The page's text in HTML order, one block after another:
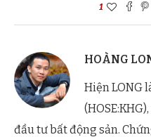
1
HOÀNG
Hiện LONG
đầu tư bất động sản.